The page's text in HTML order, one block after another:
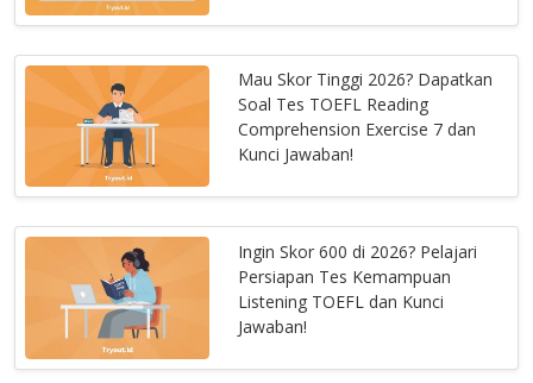
Mau Skor Tinggi 2026? Dapatkan
Soal Tes TOEFL Reading
Comprehension Exercise 7 dan
Kunci Jawaban!
Ingin Skor 600 di 2026? Pelajari
Persiapan Tes Kemampuan
Listening TOEFL dan Kunci
Jawaban!